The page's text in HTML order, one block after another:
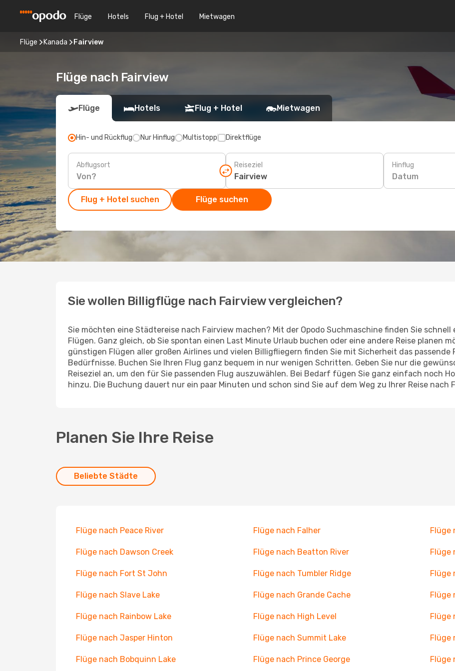
Flüge Hotels Flug + Hotel Mietwagen
Flüge Kanada Fairview
Flüge nach Fairview
Flüge Hotels Flug + Hotel Mietwagen
Hin- und Rückflug Nur Hinflug Multistopp Direktflüge
Abflugsort Reiseziel Hinflug
Datum
Flug + Hotel suchen Flüge suchen
Sie wollen Billigflüge nach Fairview vergleichen?
Sie möchten eine Städtereise nach Fairview machen? Mit der Opodo Suchmaschine finden Sie
Flügen. Ganz gleich, ob Sie spontan einen Last Minute Urlaub buchen oder eine andere Reise planen
günstigen Flügen aller großen Airlines und vielen Billigfliegern finden Sie mit Sicherheit das
Bedürfnisse. Buchen Sie Ihren Flug ganz bequem in nur wenigen Schritten. Geben Sie nur die
Reiseziel an, um den für Sie passenden Flug auszuwählen. Bei Bedarf fügen Sie ganz einfach noch
hinzu. Die Buchung dauert nur ein paar Minuten und schon sind Sie auf dem Weg zu Ihrer Reise nach
Planen Sie Ihre Reise
Beliebte Städte
Flüge nach Peace River Flüge nach Falher Flüge
Flüge nach Dawson Creek Flüge nach Beatton River Flüge
Flüge nach Fort St John Flüge nach Tumbler Ridge Flüge
Flüge nach Slave Lake Flüge nach Grande Cache Flüge
Flüge nach Rainbow Lake Flüge nach High Level Flüge
Flüge nach Jasper Hinton Flüge nach Summit Lake Flüge
Flüge nach Bobquinn Lake Flüge nach Prince George Flüge